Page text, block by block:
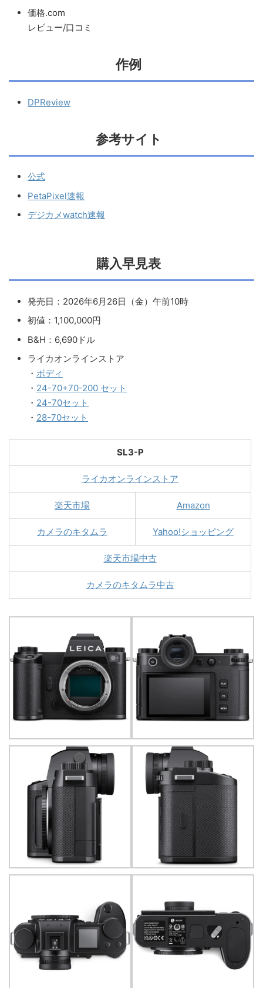
価格.com
レビュー/口コミ
作例
DPReview
参考サイト
公式
PetaPixel速報
デジカメwatch速報
購入早見表
発売日：2026年6月26日（金）午前10時
初値：1,100,000円
B&H：6,690ドル
ライカオンラインストア
・ ボディ
・ 24-70+70-200 セット
・ 24-70セット
・ 28-70セット
SL3-P
ライカオンラインストア
楽天市場 Amazon
カメラのキタムラ Yahoo!ショッピング
楽天市場中古
カメラのキタムラ中古